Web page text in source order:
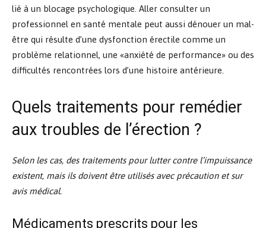
lié à un blocage psychologique. Aller consulter un
professionnel en santé mentale peut aussi dénouer un mal-
être qui résulte d’une dysfonction érectile comme un
problème relationnel, une «anxiété de performance» ou des
difficultés rencontrées lors d’une histoire antérieure.
Quels traitements pour remédier
aux troubles de l’érection ?
Selon les cas, des traitements pour lutter contre l’impuissance
existent, mais ils doivent être utilisés avec précaution et sur
avis médical.
Médicaments prescrits pour les